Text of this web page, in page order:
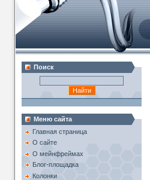
Поиск
Меню сайта
Главная страница
О сайте
О мейнфреймах
Блог-площадка
Колонки